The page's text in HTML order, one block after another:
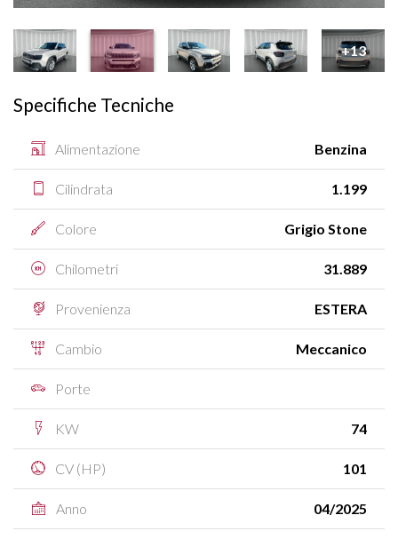
+13
Specifiche Tecniche
Alimentazione Benzina
Cilindrata 1.199
Colore Grigio Stone
Chilometri 31.889
Provenienza ESTERA
Cambio Meccanico
Porte
KW 74
CV (HP) 101
Anno 04/2025